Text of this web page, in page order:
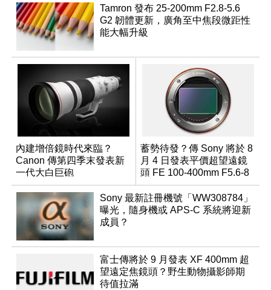
Tamron 發布 25-200mm F2.8-5.6
G2 韌體更新，廣角至中焦段微距性
能大幅升級
內建增倍鏡時代來臨？
Canon 傳第四季末發表新
一代大白巨砲
蓄勢待發？傳 Sony 將於 8
月 4 日發表平價超望遠鏡
頭 FE 100-400mm F5.6-8
Sony 最新註冊機號「WW308784」
曝光，隨身機或 APS-C 系統將迎新
成員？
富士傳將於 9 月發表 XF 400mm 超
望遠定焦鏡頭？野生動物攝影師期
待值拉滿